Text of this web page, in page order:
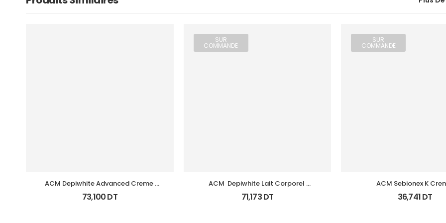
ACM Depiwhite Advanced Creme
Depigmentant Tb 40Ml
73,100DT
SUR
COMMANDE
ACM  Depiwhite Lait Corporel
Eclaircissant 200Ml
71,173DT
SUR
COMMANDE
ACM Sebionex K
Keratoregulatrice Vis
36,741DT